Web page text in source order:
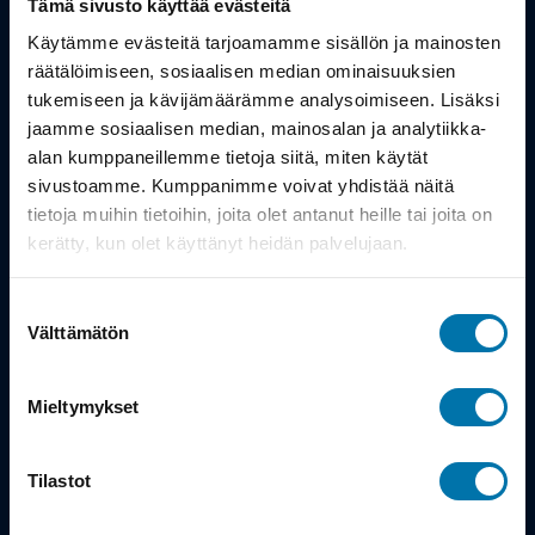
Tämä sivusto käyttää evästeitä
Käytämme evästeitä tarjoamamme sisällön ja mainosten
räätälöimiseen, sosiaalisen median ominaisuuksien
tukemiseen ja kävijämäärämme analysoimiseen. Lisäksi
jaamme sosiaalisen median, mainosalan ja analytiikka-
alan kumppaneillemme tietoja siitä, miten käytät
sivustoamme. Kumppanimme voivat yhdistää näitä
tietoja muihin tietoihin, joita olet antanut heille tai joita on
kerätty, kun olet käyttänyt heidän palvelujaan.
valinta
Välttämätön
Mieltymykset
Tilastot
Työsuhdepyörä
Info
Toimitus
Takuu ja palautukset
Maksutavat